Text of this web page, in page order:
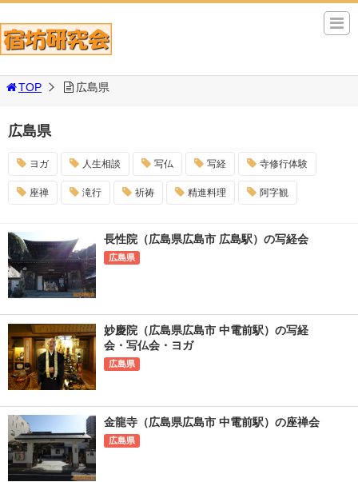
TOP 広島県
広島県
ヨガ 人生相談 写仏 写経 寺修行体験
座禅 滝行 祈祷 精進料理 阿字観
長性院（広島県広島市 広島駅）の写経会
広島県
妙慶院（広島県広島市 中電前駅）の写経
会・写仏会・ヨガ
広島県
金龍寺（広島県広島市 中電前駅）の座禅会
広島県